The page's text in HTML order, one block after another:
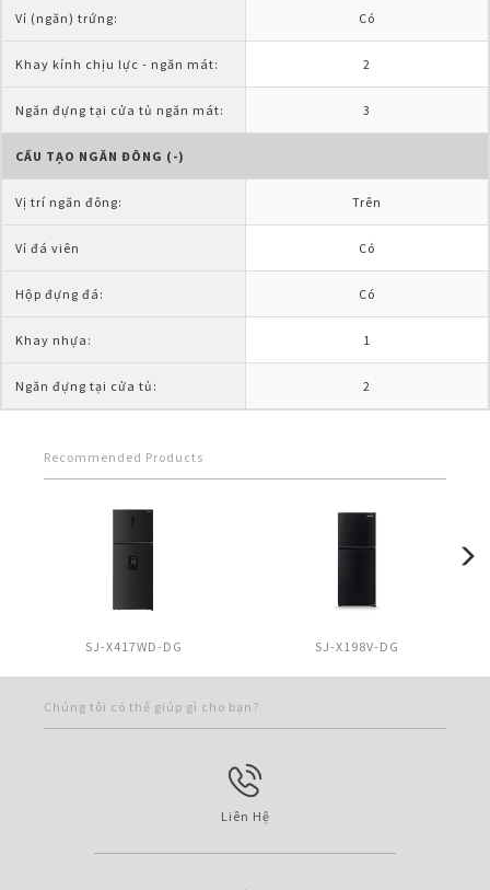
Vỉ (ngăn) trứng: Có
Khay kính chịu lực - ngăn mát: 2
Ngăn đựng tại cửa tủ ngăn mát: 3
CẤU TẠO NGĂN ĐÔNG (-)
Vị trí ngăn đông: Trên
Vỉ đá viên Có
Hộp đựng đá: Có
Khay nhựa: 1
Ngăn đựng tại cửa tủ: 2
Recommended Products
SJ-X417WD-DG SJ-X198V-DG
Chúng tôi có thể giúp gì cho bạn?
Liên Hệ